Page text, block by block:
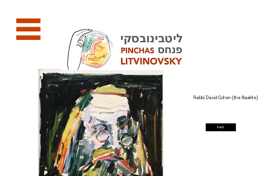
Rabbi David Cohen (the Nazirite)
back